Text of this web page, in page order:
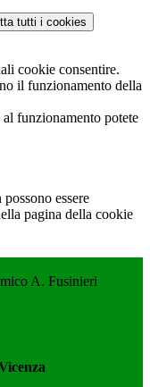
tutti i cookies
cookie consentire.
il funzionamento della
funzionamento potete
essere
pagina della cookie
A. Fusinieri